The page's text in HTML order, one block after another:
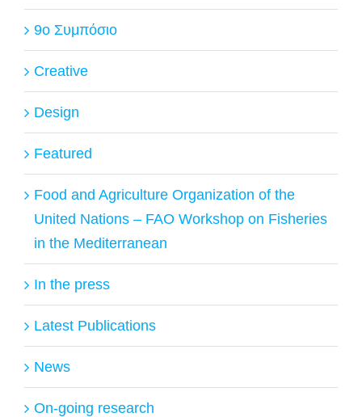
9ο Συμπόσιο
Creative
Design
Featured
Food and Agriculture Organization of the
United Nations – FAO Workshop on Fisheries
in the Mediterranean
In the press
Latest Publications
News
On-going research